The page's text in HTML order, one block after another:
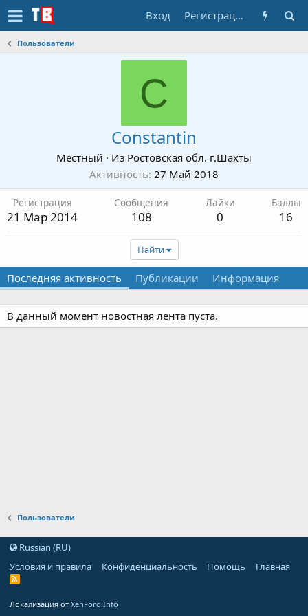
Вход Регистрация
Пользователи
C
Constantin
Местный · Из Ростовская обл. г.Шахты
Активность 27 Май 2018
Регистрация
21 Мар 2014
Сообщения
108
Лайки
0
Баллы
16
Найти
Последняя активность Публикации Информация
В данный момент новостная лента пуста.
Пользователи
Russian (RU)
Условия и правила
Конфиденциальность Помощь Главная
Локализация от XenForo.Info